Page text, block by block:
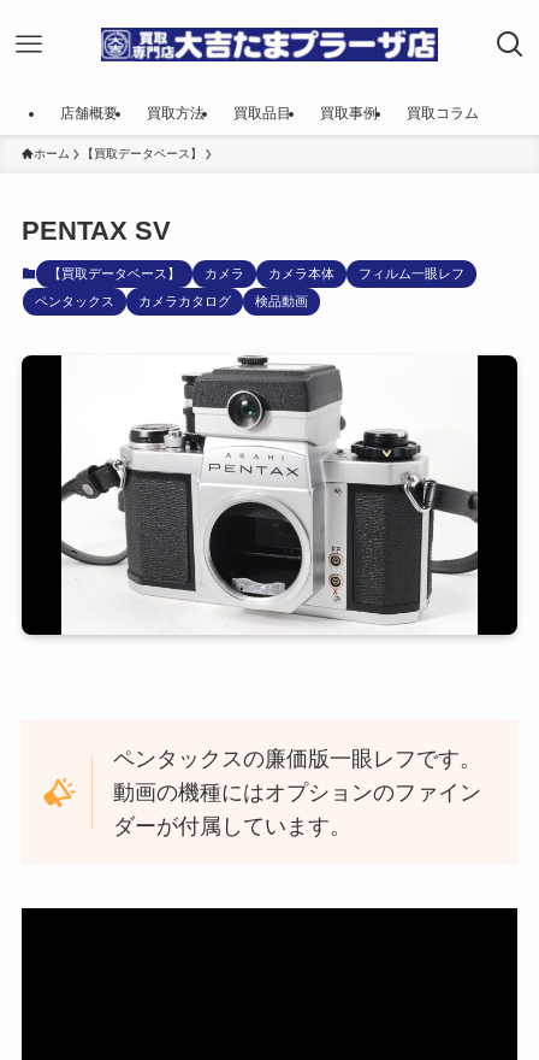
店舗概要 買取方法 買取品目 買取事例 買取コラム
ホーム 【買取データベース】
PENTAX SV
【買取データベース】 カメラ カメラ本体
フィルム一眼レフ
ペンタックス
カメラカタログ 検品動画
ペンタックスの廉価版一眼レフです。
動画の機種にはオプションのファイン
ダーが付属しています。